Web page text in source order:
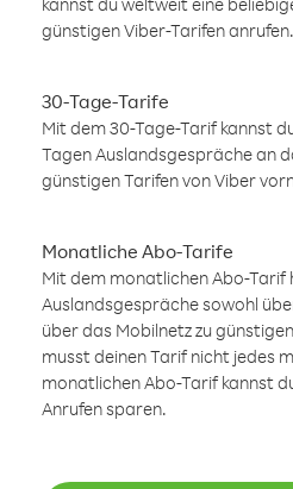
günstigen Viber-Tarifen anrufen.
30-Tage-Tarife
Mit dem 30-Tage-Tarif kannst
Tagen Auslandsgespräche an
günstigen Tarifen von Viber
Monatliche Abo-Tarife
Mit dem monatlichen Abo-Tarif
Auslandsgespräche sowohl
über das Mobilnetz zu
musst deinen Tarif nicht jedes
monatlichen Abo-Tarif kannst
Anrufen sparen.